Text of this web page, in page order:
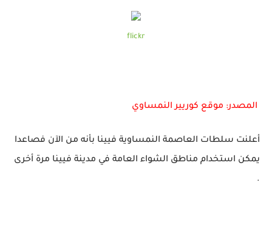
flickr
المصدر: موقع كوريير النمساوي
أعلنت سلطات العاصمة النمساوية فيينا بأنه من الآن فصاعدا
يمكن استخدام مناطق الشواء العامة في مدينة فيينا مرة أخرى
.